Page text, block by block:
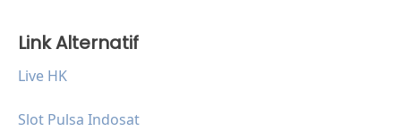
Link Alternatif
Live HK
Slot Pulsa Indosat